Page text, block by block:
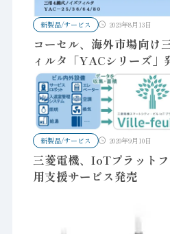
新製品/サービス 2023年8月13日
コーセル、海外市場向け
ィルタ「YACシリーズ」
新製品/サービス 2020年9月10日
三菱電機、IoTプラット
用支援サービス発売